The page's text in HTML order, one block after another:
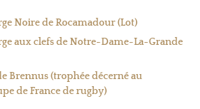
Noire de Rocamadour (Lot)
aux clefs de Notre-Dame-La-Grande
Brennus (trophée décerné au
de France de rugby)